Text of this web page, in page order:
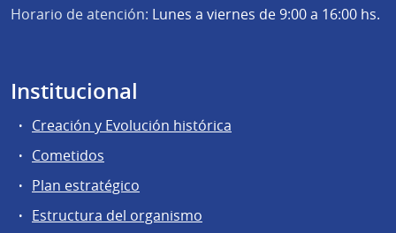
Horario de atención: Lunes a viernes de 9:00 a 16:00 hs.
Institucional
Creación y Evolución histórica
Cometidos
Plan estratégico
Estructura del organismo